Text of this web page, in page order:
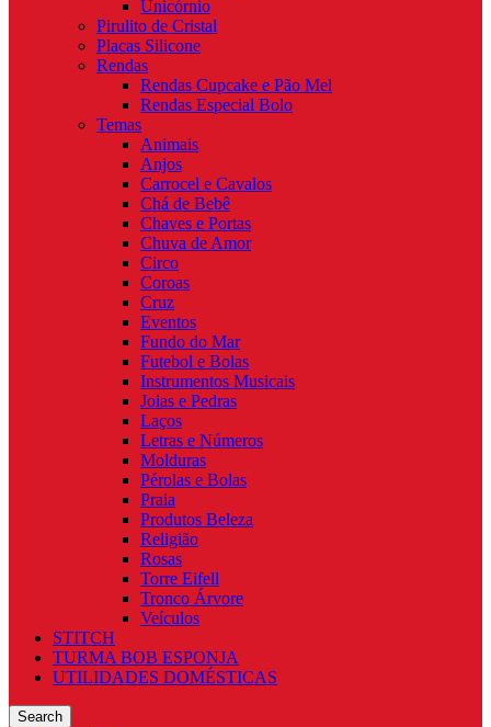
Unicórnio
Pirulito de Cristal
Placas Silicone
Rendas
Rendas Cupcake e Pão Mel
Rendas Especial Bolo
Temas
Animais
Anjos
Carrocel e Cavalos
Chá de Bebê
Chaves e Portas
Chuva de Amor
Circo
Coroas
Cruz
Eventos
Fundo do Mar
Futebol e Bolas
Instrumentos Musicais
Joias e Pedras
Laços
Letras e Números
Molduras
Pérolas e Bolas
Praia
Produtos Beleza
Religião
Rosas
Torre Eifell
Tronco Árvore
Veículos
STITCH
TURMA BOB ESPONJA
UTILIDADES DOMÉSTICAS
Search